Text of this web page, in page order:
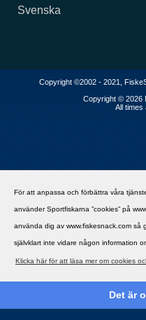
För att anpassa och förbättra våra
använder Sportfiskarna ”cookies” på
använda dig av www.fiskesnack.com så
självklart inte vidare någon information
Klicka här för att läsa mer om cookies
Det är
Svenska
Copyright ©2002 - 2021,
Copyright © 2026
All times